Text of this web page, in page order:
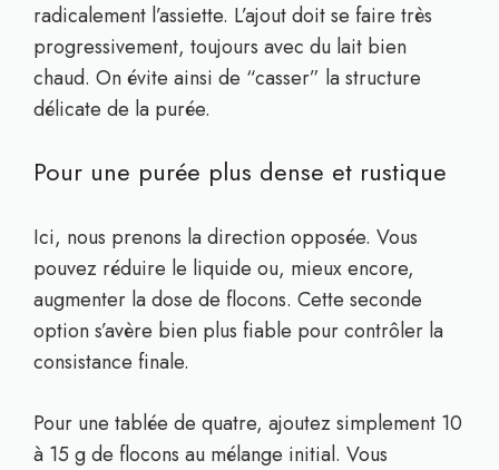
radicalement l’assiette. L’ajout doit se faire très
progressivement, toujours avec du lait bien
chaud. On évite ainsi de “casser” la structure
délicate de la purée.
Pour une purée plus dense et rustique
Ici, nous prenons la direction opposée. Vous
pouvez réduire le liquide ou, mieux encore,
augmenter la dose de flocons. Cette seconde
option s’avère bien plus fiable pour contrôler la
consistance finale.
Pour une tablée de quatre, ajoutez simplement 10
à 15 g de flocons au mélange initial. Vous